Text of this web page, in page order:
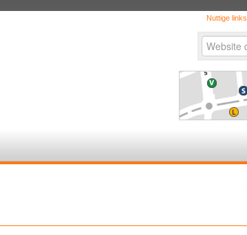
Nuttige links
Zoek
zoeken...